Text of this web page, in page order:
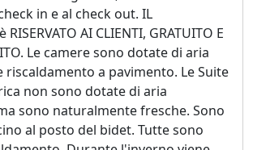
in e al check out. IL
RISERVATO AI CLIENTI, GRATUITO E
Le camere sono dotate di aria
riscaldamento a pavimento. Le Suite
non sono dotate di aria
sono naturalmente fresche. Sono
al posto del bidet. Tutte sono